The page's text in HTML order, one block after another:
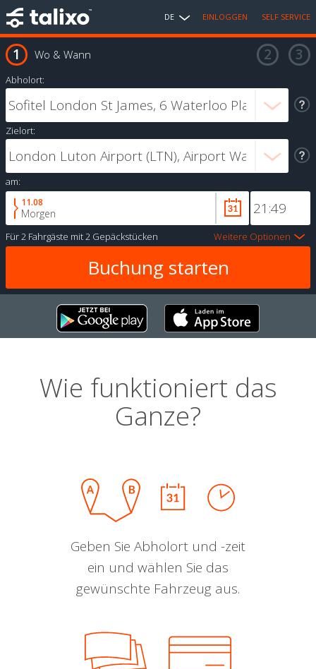
DE EINLOGGEN SELF SERVICE
Wo & Wann
Abholort:
Zielort:
am:
11.08
Morgen
Für2 Fahrgäste mit2 Gepäckstücken Weitere Optionen
Wie funktioniert das
Ganze?
Geben Sie Abholort und -zeit
ein und wählen Sie das
gewünschte Fahrzeug aus.